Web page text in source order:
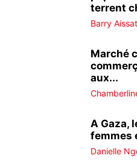
terrent
Barry
Marché
aux...
A Gaza,
femmes
Danielle